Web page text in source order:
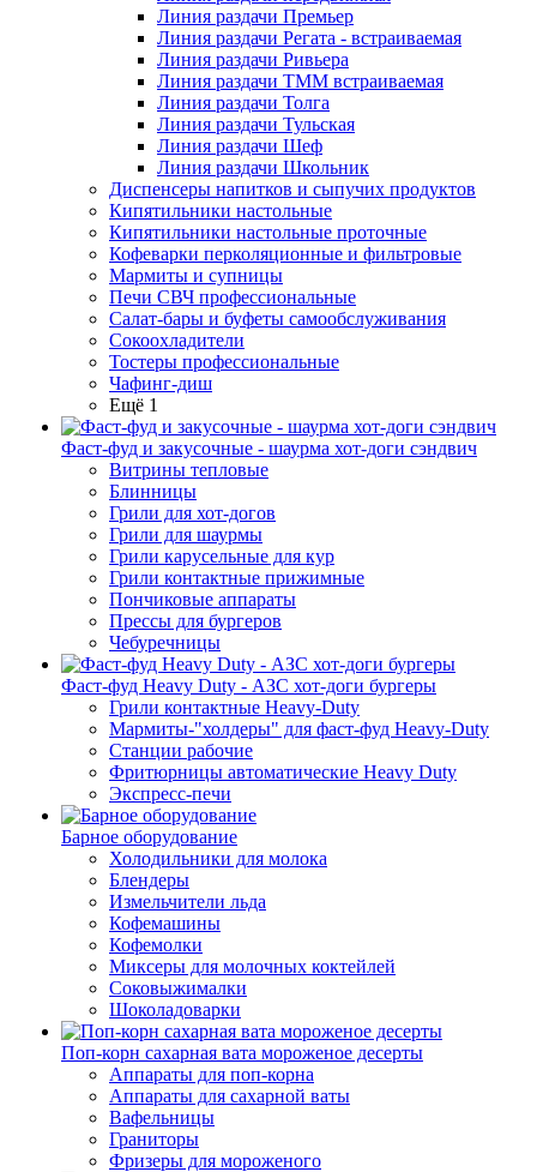
Линия раздачи Премьер
Линия раздачи Регата - встраиваемая
Линия раздачи Ривьера
Линия раздачи ТММ встраиваемая
Линия раздачи Толга
Линия раздачи Тульская
Линия раздачи Шеф
Линия раздачи Школьник
Диспенсеры напитков и сыпучих продуктов
Кипятильники настольные
Кипятильники настольные проточные
Кофеварки перколяционные и фильтровые
Мармиты и супницы
Печи СВЧ профессиональные
Салат-бары и буфеты самообслуживания
Сокоохладители
Тостеры профессиональные
Чафинг-диш
Ещё 1
Фаст-фуд и закусочные - шаурма хот-доги сэндвич
Витрины тепловые
Блинницы
Грили для хот-догов
Грили для шаурмы
Грили карусельные для кур
Грили контактные прижимные
Пончиковые аппараты
Прессы для бургеров
Чебуречницы
Фаст-фуд Heavy Duty - АЗС хот-доги бургеры
Грили контактные Heavy-Duty
Мармиты-"холдеры" для фаст-фуд Heavy-Duty
Станции рабочие
Фритюрницы автоматические Heavy Duty
Экспресс-печи
Барное оборудование
Холодильники для молока
Блендеры
Измельчители льда
Кофемашины
Кофемолки
Миксеры для молочных коктейлей
Соковыжималки
Шоколадоварки
Поп-корн сахарная вата мороженое десерты
Аппараты для поп-корна
Аппараты для сахарной ваты
Вафельницы
Граниторы
Фризеры для мороженого